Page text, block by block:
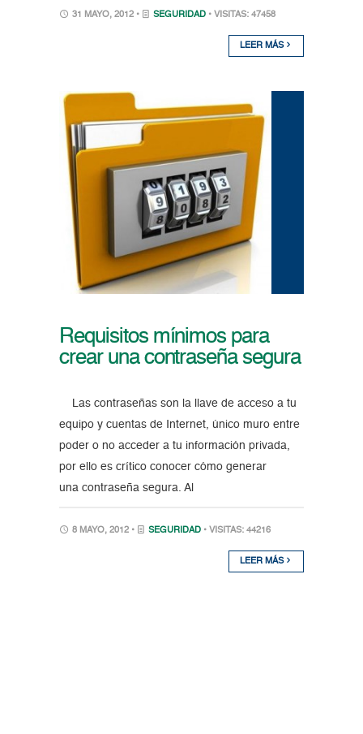
31 MAYO, 2012 • SEGURIDAD • VISITAS: 47458
LEER MÁS
Requisitos mínimos para
crear una contraseña segura
Las contraseñas son la llave de acceso a tu
equipo y cuentas de Internet, único muro entre
poder o no acceder a tu información privada,
por ello es crítico conocer cómo generar
una contraseña segura. Al
8 MAYO, 2012 • SEGURIDAD • VISITAS: 44216
LEER MÁS